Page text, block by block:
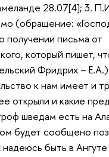
28.07[4]; 3.
(обращение:
получении письма от
который пишет,
Фридрих – Е.А.)
к нам имеет и
открыли и какие
шведам есть на
будет сообщено
быть в Ангуте